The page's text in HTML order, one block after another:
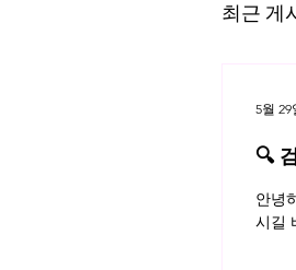
최근 게
🔍
플
안녕
시길
5월 29